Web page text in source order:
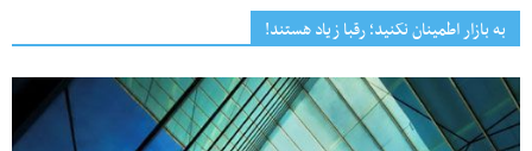
به بازار اطمینان نکنید؛ رقبا زیاد هستند!